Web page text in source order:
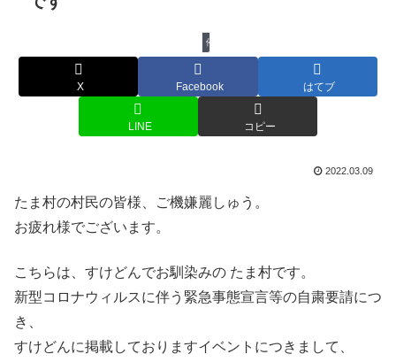
催し物
X Facebook はてブ
LINE コピー
2022.03.09
たま村の村民の皆様、ご機嫌麗しゅう。
お疲れ様でございます。
こちらは、すけどんでお馴染みの たま村です。
新型コロナウィルスに伴う緊急事態宣言等の自粛要請につ
き、
すけどんに掲載しておりますイベントにつきまして、